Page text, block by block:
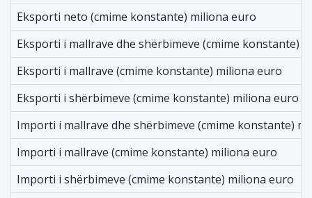
Eksporti neto (cmime konstante) miliona euro
Eksporti i mallrave dhe shërbimeve (cmime konstante)
Eksporti i mallrave (cmime konstante) miliona euro
Eksporti i shërbimeve (cmime konstante) miliona euro
Importi i mallrave dhe shërbimeve (cmime konstante)
Importi i mallrave (cmime konstante) miliona euro
Importi i shërbimeve (cmime konstante) miliona euro